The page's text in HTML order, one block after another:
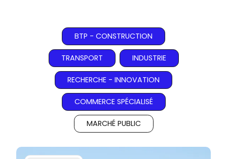
BTP - CONSTRUCTION
TRANSPORT INDUSTRIE
RECHERCHE - INNOVATION
COMMERCE SPÉCIALISÉ
MARCHÉ PUBLIC